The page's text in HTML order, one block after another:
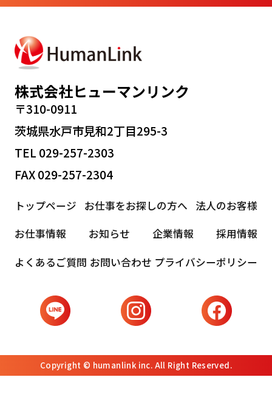
株式会社ヒューマンリンク
〒310-0911
茨城県水戸市見和2丁目295-3
TEL 029-257-2303
FAX 029-257-2304
トップページ お仕事をお探しの方へ
法人のお客様
お仕事情報
お知らせ 企業情報
採用情報
よくあるご質問 お問い合わせ プライバシーポリシー
Copyright © humanlink inc. All Right Reserved.